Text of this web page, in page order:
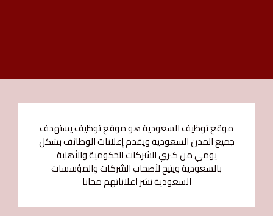
موقع توظيف السعودية هو موقع توظيف يستهدف
جميع المدن السعودية ويقدم إعلانات الوظائف بشكل
يومي من كبري الشركات الحكومية والأهلية
بالسعودية ويتيح لأصحاب الشركات والمؤسسات
السعودية نشر اعلاناتهم مجانا